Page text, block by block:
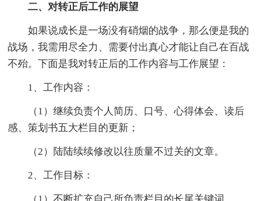
二、对转正后工作的展望
如果说成长是一场没有硝烟的战争，那么便是我的
战场，我需用尽全力、需要付出真心才能让自己在百战
不殆。下面是我对转正后的工作内容与工作展望：
1、工作内容：
（1）继续负责个人简历、口号、心得体会、读后
感、策划书五大栏目的更新；
（2）陆陆续续修改以往质量不过关的文章。
2、工作目标：
（1）不断扩充自己所负责栏目的长尾关键词，